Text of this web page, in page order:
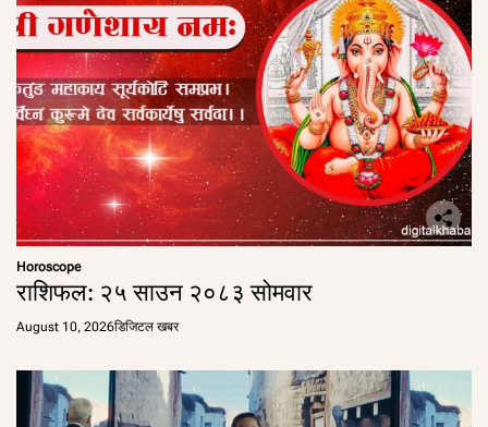
Horoscope
राशिफल: २५ साउन २०८३ सोमवार
August 10, 2026डिजिटल खबर